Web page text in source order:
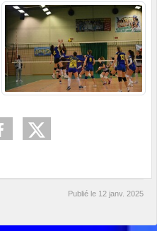
Publié le 12 janv. 2025